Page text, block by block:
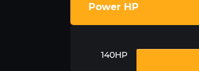
Power HP
140HP